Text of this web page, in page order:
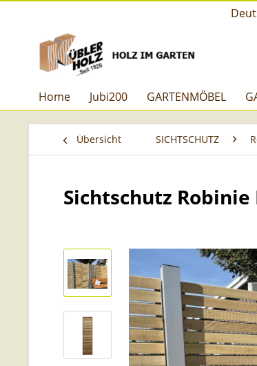
Home Jubi200 GARTENMÖBEL
Übersicht SICHTSCHUTZ
Sichtschutz Robinie